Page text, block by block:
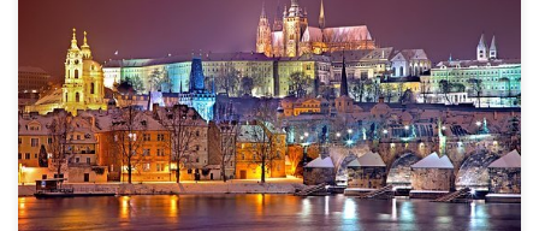
OFERTA SEMANA SANTA PRAGA DESDDE 735€ HOTELES PREVISTOS.
Green Garden 4* 645€ PRECO BASE 90€ TASAS AEROPURETOS
735€ PRECIO FINAL Louis Leger 4* 665€ PRECIO BASE 90€ TASAS
AEROPUERTOS 755€ PRECIO FINAL PRECIO: DESDE 735€ El precio
final incluye: – Vuelo regular con la Cía. aérea CSA Malaga -Praga-
Malaga. […]